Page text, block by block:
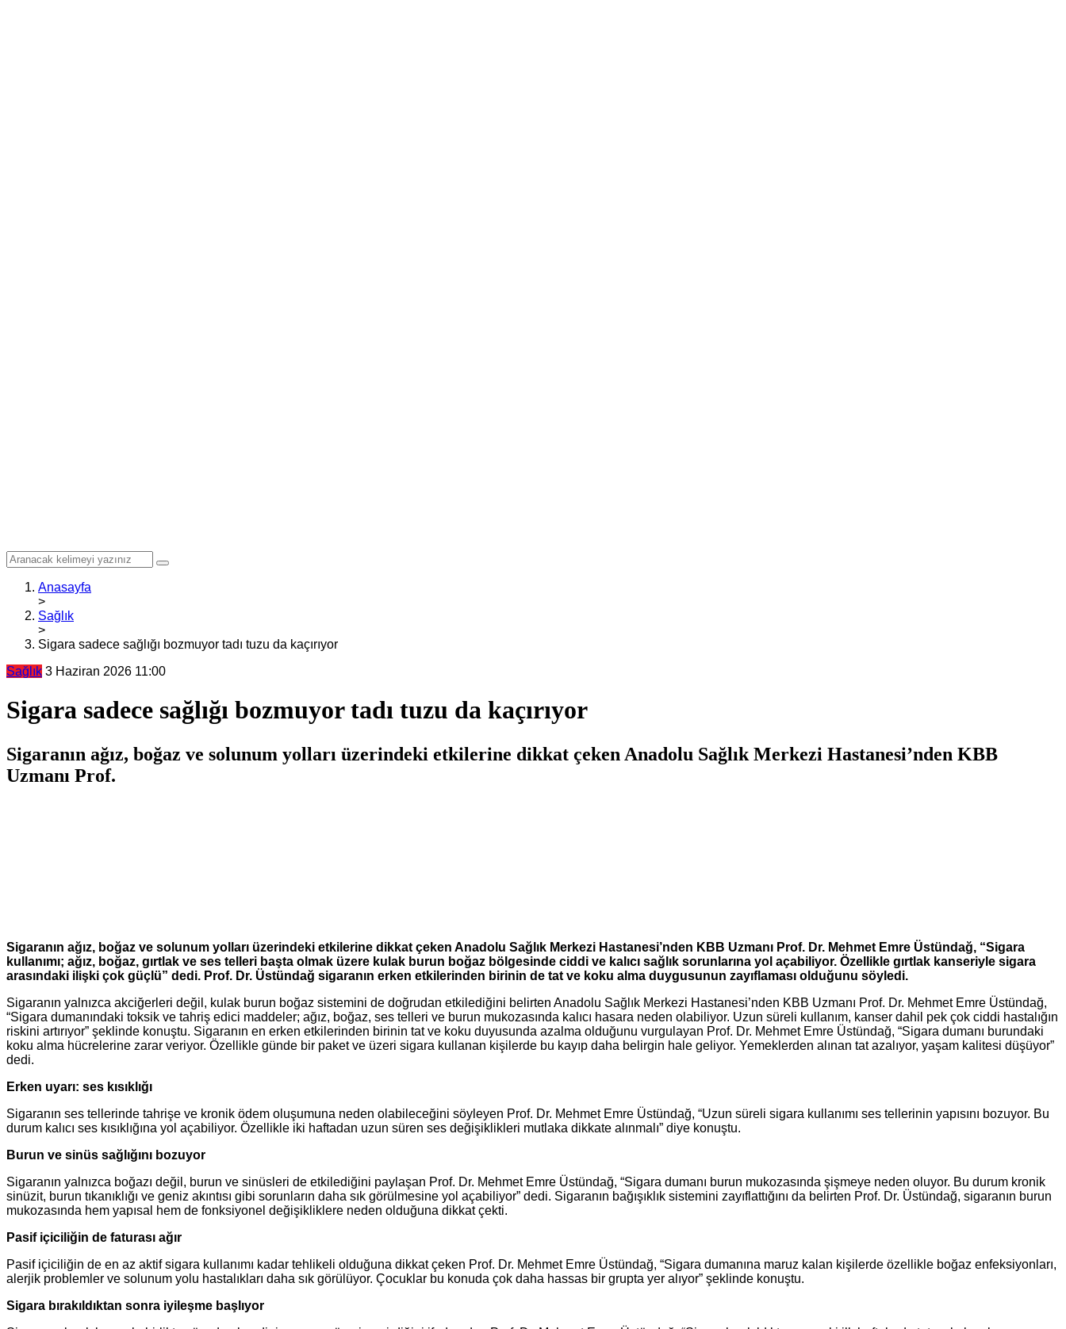
Anasayfa
>
Sağlık
>
Sigara sadece sağlığı bozmuyor tadı tuzu da kaçırıyor
Sağlık 3 Haziran 2026 11:00
Sigara sadece sağlığı bozmuyor tadı tuzu da kaçırıyor
Sigaranın ağız, boğaz ve solunum yolları üzerindeki etkilerine dikkat çeken Anadolu Sağlık Merkezi Hastanesi’nden KBB
Uzmanı Prof.
Sigaranın ağız, boğaz ve solunum yolları üzerindeki etkilerine dikkat çeken Anadolu Sağlık Merkezi Hastanesi’nden KBB Uzmanı Prof. Dr. Mehmet Emre Üstündağ, “Sigara
kullanımı; ağız, boğaz, gırtlak ve ses telleri başta olmak üzere kulak burun boğaz bölgesinde ciddi ve kalıcı sağlık sorunlarına yol açabiliyor. Özellikle gırtlak kanseriyle sigara
arasındaki ilişki çok güçlü” dedi. Prof. Dr. Üstündağ sigaranın erken etkilerinden birinin de tat ve koku alma duygusunun zayıflaması olduğunu söyledi.
Sigaranın yalnızca akciğerleri değil, kulak burun boğaz sistemini de doğrudan etkilediğini belirten Anadolu Sağlık Merkezi Hastanesi’nden KBB Uzmanı Prof. Dr. Mehmet Emre Üstündağ,
“Sigara dumanındaki toksik ve tahriş edici maddeler; ağız, boğaz, ses telleri ve burun mukozasında kalıcı hasara neden olabiliyor. Uzun süreli kullanım, kanser dahil pek çok ciddi hastalığın
riskini artırıyor” şeklinde konuştu. Sigaranın en erken etkilerinden birinin tat ve koku duyusunda azalma olduğunu vurgulayan Prof. Dr. Mehmet Emre Üstündağ, “Sigara dumanı burundaki
koku alma hücrelerine zarar veriyor. Özellikle günde bir paket ve üzeri sigara kullanan kişilerde bu kayıp daha belirgin hale geliyor. Yemeklerden alınan tat azalıyor, yaşam kalitesi düşüyor”
dedi.
Erken uyarı: ses kısıklığı
Sigaranın ses tellerinde tahrişe ve kronik ödem oluşumuna neden olabileceğini söyleyen Prof. Dr. Mehmet Emre Üstündağ, “Uzun süreli sigara kullanımı ses tellerinin yapısını bozuyor. Bu
durum kalıcı ses kısıklığına yol açabiliyor. Özellikle iki haftadan uzun süren ses değişiklikleri mutlaka dikkate alınmalı” diye konuştu.
Burun ve sinüs sağlığını bozuyor
Sigaranın yalnızca boğazı değil, burun ve sinüsleri de etkilediğini paylaşan Prof. Dr. Mehmet Emre Üstündağ, “Sigara dumanı burun mukozasında şişmeye neden oluyor. Bu durum kronik
sinüzit, burun tıkanıklığı ve geniz akıntısı gibi sorunların daha sık görülmesine yol açabiliyor” dedi. Sigaranın bağışıklık sistemini zayıflattığını da belirten Prof. Dr. Üstündağ, sigaranın burun
mukozasında hem yapısal hem de fonksiyonel değişikliklere neden olduğuna dikkat çekti.
Pasif içiciliğin de faturası ağır
Pasif içiciliğin de en az aktif sigara kullanımı kadar tehlikeli olduğuna dikkat çeken Prof. Dr. Mehmet Emre Üstündağ, “Sigara dumanına maruz kalan kişilerde özellikle boğaz enfeksiyonları,
alerjik problemler ve solunum yolu hastalıkları daha sık görülüyor. Çocuklar bu konuda çok daha hassas bir grupta yer alıyor” şeklinde konuştu.
Sigara bırakıldıktan sonra iyileşme başlıyor